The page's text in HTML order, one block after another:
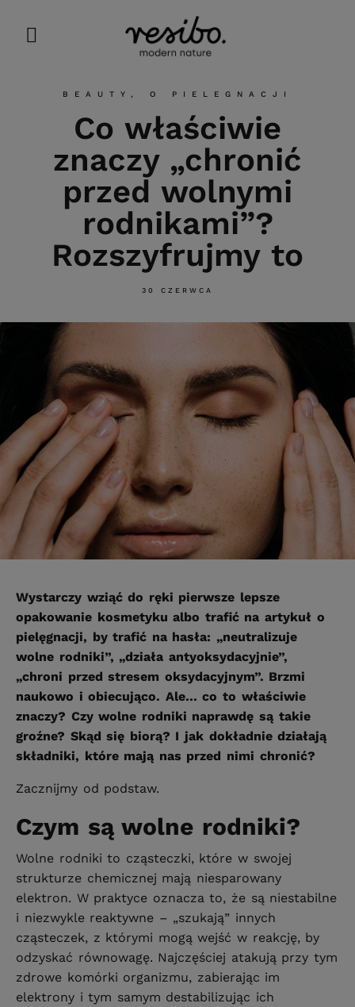
BEAUTY , O PIELEGNACJI
Co właściwie
znaczy „chronić
przed wolnymi
rodnikami”?
Rozszyfrujmy to
30 CZERWCA
Wystarczy wziąć do ręki pierwsze lepsze
opakowanie kosmetyku albo trafić na artykuł o
pielęgnacji, by trafić na hasła: „neutralizuje
wolne rodniki”, „działa antyoksydacyjnie”,
„chroni przed stresem oksydacyjnym”. Brzmi
naukowo i obiecująco. Ale… co to właściwie
znaczy? Czy wolne rodniki naprawdę są takie
groźne? Skąd się biorą? I jak dokładnie działają
składniki, które mają nas przed nimi chronić?
Zacznijmy od podstaw.
Czym są wolne rodniki?
Wolne rodniki to cząsteczki, które w swojej
strukturze chemicznej mają niesparowany
elektron. W praktyce oznacza to, że są niestabilne
i niezwykle reaktywne – „szukają” innych
cząsteczek, z którymi mogą wejść w reakcję, by
odzyskać równowagę. Najczęściej atakują przy tym
zdrowe komórki organizmu, zabierając im
elektrony i tym samym destabilizując ich